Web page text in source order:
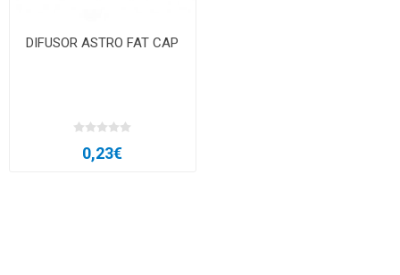
DIFUSOR ASTRO FAT CAP
0,23€